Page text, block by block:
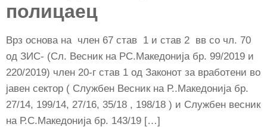
полицаец
Врз основа на член 67 став 1 и став 2 вв со чл. 70
од ЗИС- (Сл. Весник на РС.Македонија бр. 99/2019 и
220/2019) член 20-г став 1 oд Законот за вработени во
јавен сектор ( Службен Весник на Р..Македонија бр.
27/14, 199/14, 27/16, 35/18 , 198/18 ) и Службен весник
на Р.С.Македонија бр. 143/19 […]